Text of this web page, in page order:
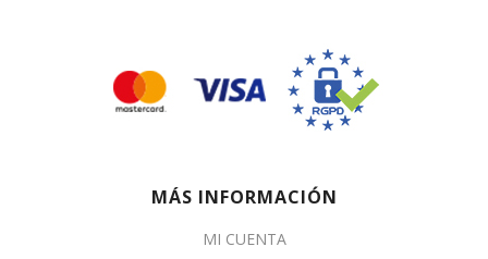
MÁS INFORMACIÓN
MI CUENTA